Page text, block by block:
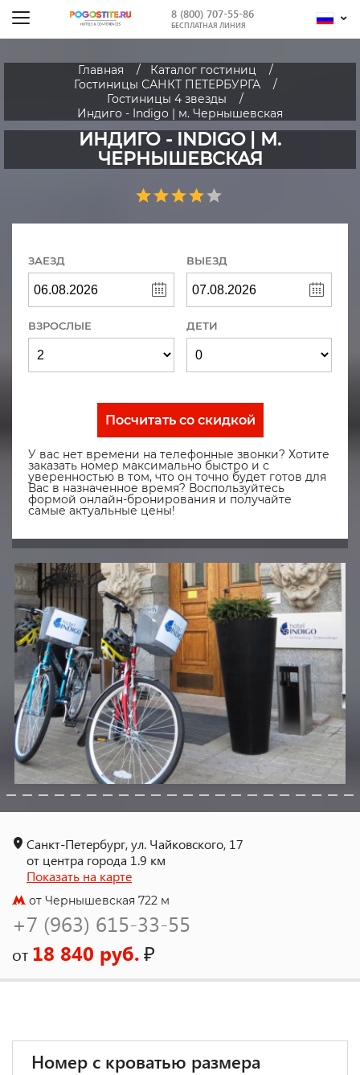
8 (800) 707-55-86
БЕСПЛАТНАЯ ЛИНИЯ
Главная
Каталог гостиниц
Гостиницы САНКТ ПЕТЕРБУРГА
Гостиницы 4 звезды
Индиго - Indigo | м. Чернышевская
ИНДИГО - INDIGO | М.
ЧЕРНЫШЕВСКАЯ
ЗАЕЗД ВЫЕЗД
ВЗРОСЛЫЕ ДЕТИ
Посчитать со скидкой
У вас нет времени на телефонные звонки? Хотите
заказать номер максимально быстро и с
уверенностью в том, что он точно будет готов для
Вас в назначенное время? Воспользуйтесь
формой онлайн-бронирования и получайте
самые актуальные цены!
Санкт-Петербург, ул. Чайковского, 17
от центра города 1.9 км
Показать на карте
от Чернышевская 722 м
+7 (963) 615-33-55
от 18 840 руб.₽
Номер с кроватью размера